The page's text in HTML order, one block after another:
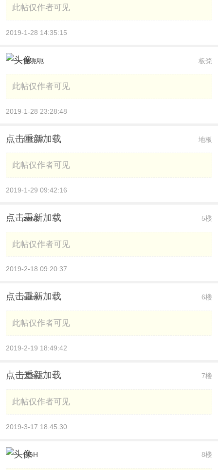
此帖仅作者可见
2019-1-28 14:35:15
板凳
呃呃呃
此帖仅作者可见
2019-1-28 23:28:48
点击重新加载 地板
绯红翠
此帖仅作者可见
2019-1-29 09:42:16
点击重新加载 5楼
zaive
此帖仅作者可见
2019-2-18 09:20:37
点击重新加载 6楼
admin
此帖仅作者可见
2019-2-19 18:49:42
点击重新加载 7楼
大回蓝
此帖仅作者可见
2019-3-17 18:45:30
8楼
FGH